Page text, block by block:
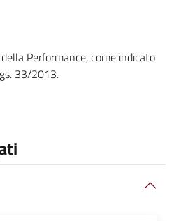
Performance, come indicato
33/2013.